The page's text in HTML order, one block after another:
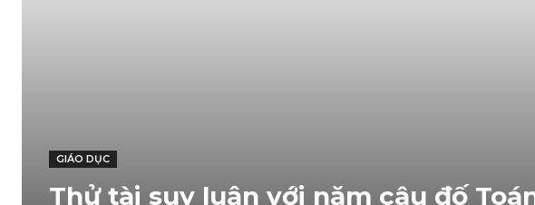
GIÁO DỤC
Thử tài suy luận với năm câu đố